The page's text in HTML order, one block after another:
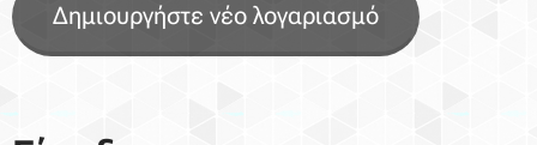
Δημιουργήστε νέο λογαριασμό